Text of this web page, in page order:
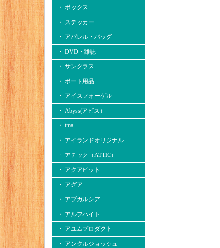
・ ボックス
・ ステッカー
・ アパレル・バッグ
・ DVD・雑誌
・ サングラス
・ ボート用品
・ アイスフォーゲル
・ Abyss(アビス）
・ ima
・ アイランドオリジナル
・ アチック（ATTIC）
・ アクアビット
・ アグア
・ アブガルシア
・ アルフハイト
・ アユムプロダクト
・ アンクルジョッシュ